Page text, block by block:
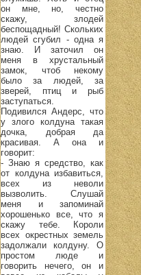
он мне, но, честно
скажу, злодей
беспощадный! Скольких
людей сгубил - одна я
знаю. И заточил он
меня в хрустальный
замок, чтоб некому
было за людей, за
зверей, птиц и рыб
заступаться.
Подивился Андерс, что
у злого колдуна такая
дочка, добрая да
красивая. А она и
говорит:
- Знаю я средство, как
от колдуна избавиться,
всех из неволи
вызволить. Слушай
меня и запоминай
хорошенько все, что я
скажу тебе. Короли
всех окрестных земель
задолжали колдуну. О
простом люде и
говорить нечего, он и